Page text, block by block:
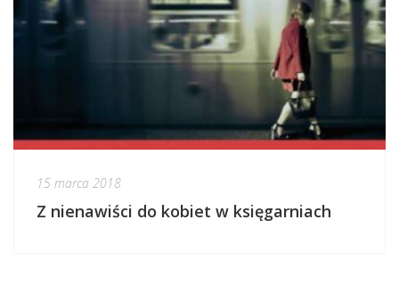
15 marca 2018
Z nienawiści do kobiet w księgarniach